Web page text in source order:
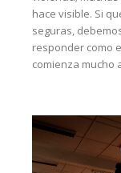
hace visible. Si
seguras,
responder como
comienza mucho